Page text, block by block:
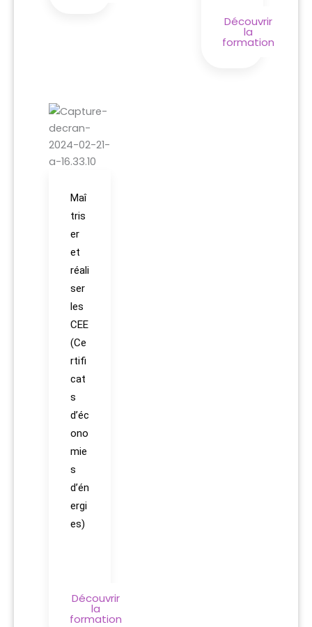
Découvrir
la
formation
Maî
tris
er
et
réali
ser
les
CEE
(Ce
rtifi
cat
s
d’éc
ono
mie
s
d’én
ergi
es)
Découvrir
la
formation